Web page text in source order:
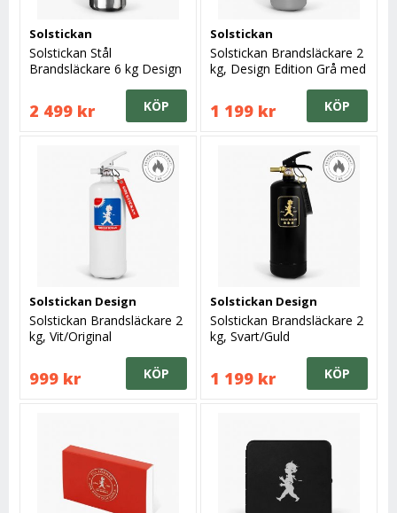
Solstickan
Solstickan Stål
Brandsläckare 6 kg Design
2 499 kr KÖP
Solstickan
Solstickan Brandsläckare 2
kg, Design Edition Grå med
1 199 kr KÖP
Solstickan Design
Solstickan Brandsläckare 2
kg, Vit/Original
999 kr KÖP
Solstickan Design
Solstickan Brandsläckare 2
kg, Svart/Guld
1 199 kr KÖP